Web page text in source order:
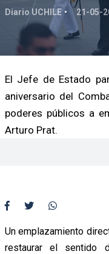
Diario UCHILE 21-05-
El Jefe de Estado
aniversario del
poderes públicos a
Arturo Prat.
Un emplazamiento
restaurar el sentido